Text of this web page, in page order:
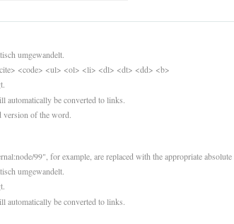
umgewandelt.
<code> <ul> <ol> <li> <dl> <dt> <dd> <b>
automatically be converted to links.
version of the word.
99", for example, are replaced with the appropriate
umgewandelt.
automatically be converted to links.